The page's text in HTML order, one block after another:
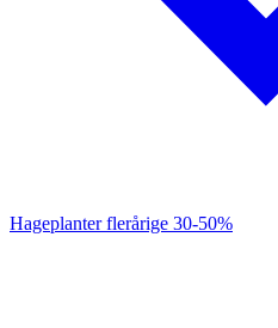
Hageplanter flerårige 30-50%